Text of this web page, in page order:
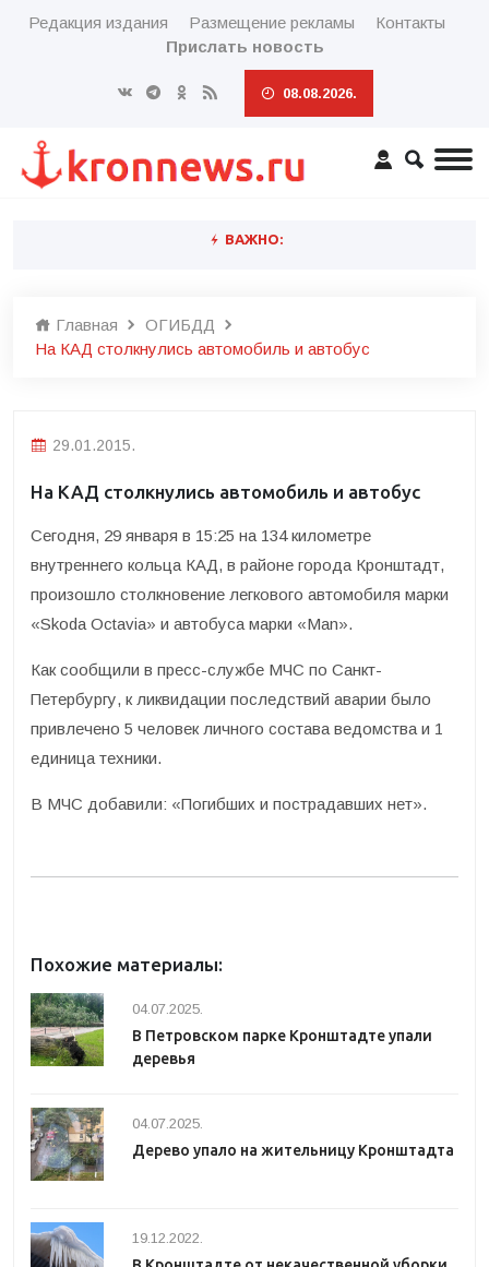
Редакция издания Размещение рекламы
Контакты
Прислать новость
08.08.2026.
ВАЖНО:
Главная
ОГИБДД
На КАД столкнулись автомобиль и автобус
29.01.2015.
На КАД столкнулись автомобиль и автобус
Cегодня, 29 января в 15:25 на 134 километре
внутреннего кольца КАД, в районе города Кронштадт,
произошло столкновение легкового автомобиля марки
«Skoda Octavia» и автобуса марки «Man».
Как сообщили в пресс-службе МЧС по Санкт-
Петербургу, к ликвидации последствий аварии было
привлечено 5 человек личного состава ведомства и 1
единица техники.
В МЧС добавили: «Погибших и пострадавших нет».
Похожие материалы:
04.07.2025.
В Петровском парке Кронштадте упали
деревья
04.07.2025.
Дерево упало на жительницу Кронштадта
19.12.2022.